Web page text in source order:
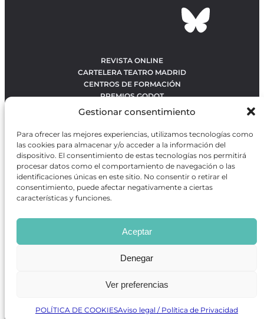
Gestionar consentimiento
Para ofrecer las mejores experiencias, utilizamos tecnologías como
las cookies para almacenar y/o acceder a la información del
dispositivo. El consentimiento de estas tecnologías nos permitirá
procesar datos como el comportamiento de navegación o las
identificaciones únicas en este sitio. No consentir o retirar el
consentimiento, puede afectar negativamente a ciertas
características y funciones.
Aceptar
Denegar
Ver preferencias
POLÍTICA DE COOKIESAviso legal / Política de Privacidad
REVISTA ONLINE
CARTELERA TEATRO MADRID
CENTROS DE FORMACIÓN
PREMIOS GODOT
CONTACTO
OBRAS MÁS VOTADAS
RANKING MEJORES OBRAS
BÚSQUEDA AVANZADA DE OBRAS
Revista GODOTes una revista independiente especializada
en información sobre artes escénicas de Madrid, gratuita y
que se distribuye en espacios escénicos, además de otros
puntos de interés turístico y de ocio de la capital.
Desarrollado por Precise Future